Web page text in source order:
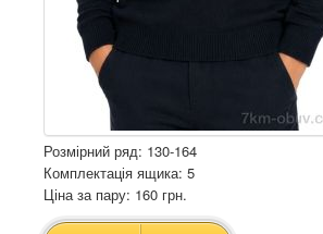
Розмірний ряд: 130-164
Комплектація ящика: 5
Ціна за пару: 160 грн.